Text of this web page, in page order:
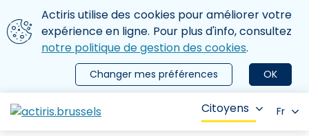
Aller au contenu principal
Nous utilisons des cookies
Actiris utilise des cookies pour améliorer votre
expérience en ligne. Pour plus d'info, consultez
notre politique de gestion des cookies.
OK
Changer mes préférences
le menu
Citoyens Fr